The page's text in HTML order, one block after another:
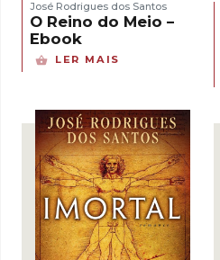
José Rodrigues dos Santos
O Reino do Meio –
Ebook
LER MAIS